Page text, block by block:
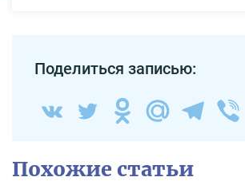
Поделиться записью:
Похожие статьи